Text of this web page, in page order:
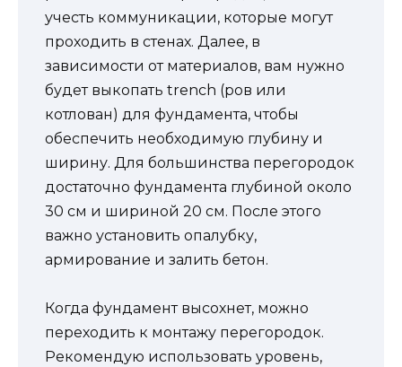
учесть коммуникации, которые могут
проходить в стенах. Далее, в
зависимости от материалов, вам нужно
будет выкопать trench (ров или
котлован) для фундамента, чтобы
обеспечить необходимую глубину и
ширину. Для большинства перегородок
достаточно фундамента глубиной около
30 см и шириной 20 см. После этого
важно установить опалубку,
армирование и залить бетон.
Когда фундамент высохнет, можно
переходить к монтажу перегородок.
Рекомендую использовать уровень,